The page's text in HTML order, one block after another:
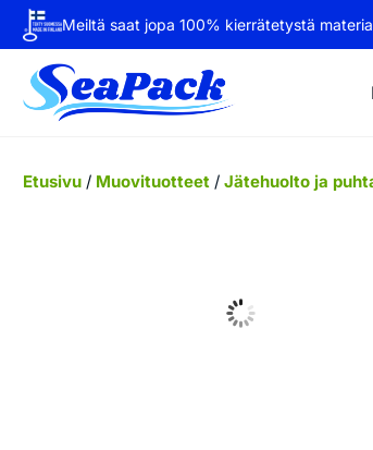
Meiltä saat jopa 100% kierrätetystä
Etusivu/ Muovituotteet/ Jätehuolto ja